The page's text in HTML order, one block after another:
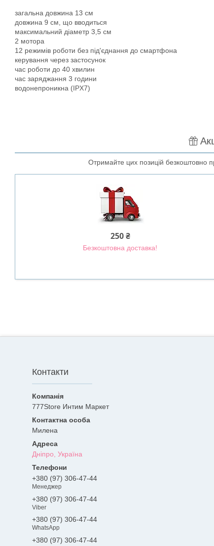
загальна довжина 13 см
довжина 9 см, що вводиться
максимальний діаметр 3,5 см
2 мотора
12 режимів роботи без під'єднання до смартфона
керування через застосунок
час роботи до 40 хвилин
час заряджання 3 години
водонепроникна (IPX7)
Отримайте цих позицій безкоштовно
250 ₴
Безкоштовна доставка!
Контакти
777Store Интим Маркет
Милена
Дніпро, Україна
+380 (97) 306-47-44
Менеджер
+380 (97) 306-47-44
Viber
+380 (97) 306-47-44
WhatsApp
+380 (97) 306-47-44